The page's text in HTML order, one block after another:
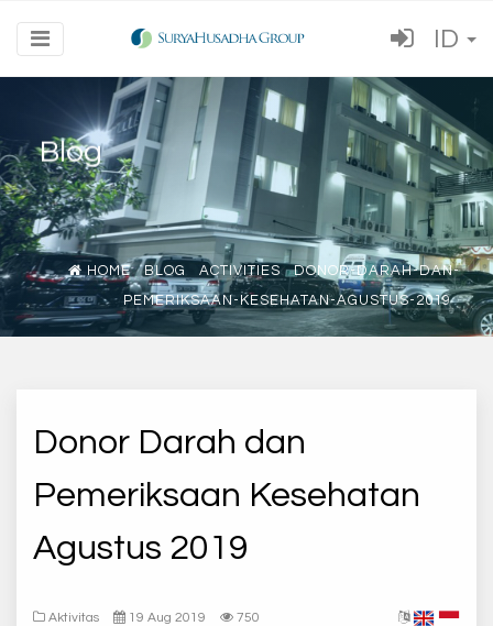
ID
Blog
HOME BLOG ACTIVITIES
DONOR-DARAH-DAN-
PEMERIKSAAN-KESEHATAN-AGUSTUS-2019
Donor Darah dan
Pemeriksaan Kesehatan
Agustus 2019
Aktivitas 19 Aug 2019 750